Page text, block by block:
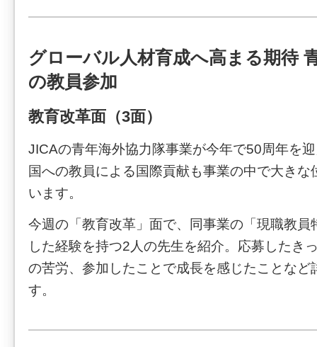
グローバル人材育成へ高まる期待
の教員参加
教育改革面（3面）
JICAの青年海外協力隊事業が今年で50周年を
国への教員による国際貢献も事業の中で大きな
います。
今週の「教育改革」面で、同事業の「現職教員
した経験を持つ2人の先生を紹介。応募したき
の苦労、参加したことで成長を感じたことなど
す。